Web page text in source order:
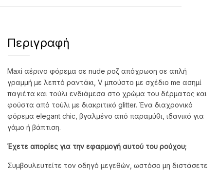
Περιγραφή
Maxi αέρινο φόρεμα σε nude ροζ απόχρωση σε απλή
γραμμή με λεπτό ραντάκι, V μπούστο με σχέδιο me ασημί
παγιέτα και τούλι ενδιάμεσα στο χρώμα του δέρματος και
φούστα από τούλι με διακριτικό glitter. Ένα διαχρονικό
φόρεμα elegant chic, βγαλμένο από παραμύθι, ιδανικό για
γάμο ή βάπτιση.
Έχετε απορίες για την εφαρμογή αυτού του ρούχου;
Συμβουλευτείτε τον οδηγό μεγεθών, ωστόσο μη διστάσετε